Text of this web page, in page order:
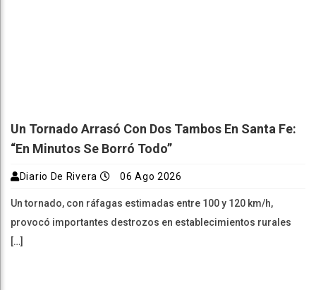
Un Tornado Arrasó Con Dos Tambos En Santa Fe:
“En Minutos Se Borró Todo”
Diario De Rivera 06 Ago 2026
Un tornado, con ráfagas estimadas entre 100 y 120 km/h,
provocó importantes destrozos en establecimientos rurales
[…]